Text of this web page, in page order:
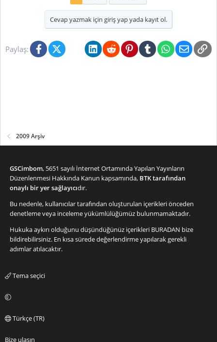
Cevap yazmak için giriş yap yada kayıt ol.
Paylaş: FacebookX (Twitter)BlueskyLinkedInRedditPinterestTumblrWhatsApp
E-posta
2009 Arşiv
GSCimbom, 5651 sayılı İnternet Ortamında Yapılan Yayınların
Düzenlenmesi Hakkında Kanun kapsamında, BTK tarafından
onaylı bir yer sağlayıcıdır.
Bu nedenle, kullanıcılar tarafından oluşturulan içerikleri önceden
denetleme veya inceleme yükümlülüğümüz bulunmamaktadır.
Hukuka aykırı olduğunu düşündüğünüz içerikleri BURADAN bize
bildirebilirsiniz. En kısa sürede değerlendirme yapılarak gerekli
adımlar atılacaktır.
Tema seçici
Türkçe (TR)
Bize ulaşın